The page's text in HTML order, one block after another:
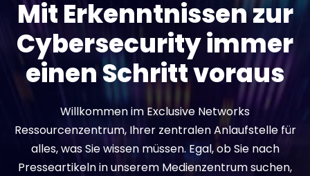
Ökosystem
Ressourcen
Unternehmen
Exclusive Access Anmeldung
Mit Erkenntnissen zur
Cybersecurity immer
einen Schritt voraus
Willkommen im Exclusive Networks
Ressourcenzentrum, Ihrer zentralen Anlaufstelle für
alles, was Sie wissen müssen. Egal, ob Sie nach
Presseartikeln in unserem Medienzentrum suchen,